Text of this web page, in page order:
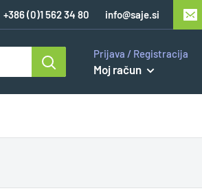
+386 (0)1 562 34 80 info@saje.si
Prijava / Registracija
Moj račun